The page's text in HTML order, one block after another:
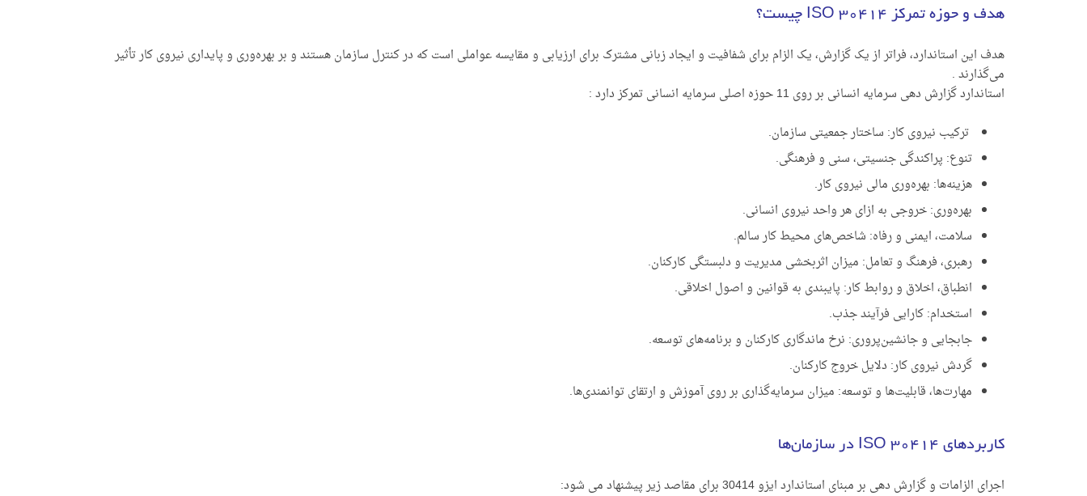
هدف و حوزه تمرکز ISO 30414 چیست؟
هدف این استاندارد، فراتر از یک گزارش، یک الزام برای شفافیت و ایجاد زبانی مشترک برای ارزیابی و مقایسه عواملی است که در کنترل سازمان هستند و بر بهره‌وری و پایداری نیروی کار تأثیر
می‌گذارند .
استاندارد گزارش دهی سرمایه انسانی بر روی 11 حوزه اصلی سرمایه انسانی تمرکز دارد :
ترکیب نیروی کار: ساختار جمعیتی سازمان.
تنوع: پراکندگی جنسیتی، سنی و فرهنگی.
هزینه‌ها: بهره‌وری مالی نیروی کار.
بهره‌وری: خروجی به ازای هر واحد نیروی انسانی.
سلامت، ایمنی و رفاه: شاخص‌های محیط کار سالم.
رهبری، فرهنگ و تعامل: میزان اثربخشی مدیریت و دلبستگی کارکنان.
انطباق، اخلاق و روابط کار: پایبندی به قوانین و اصول اخلاقی.
استخدام: کارایی فرآیند جذب.
جابجایی و جانشین‌پروری: نرخ ماندگاری کارکنان و برنامه‌های توسعه.
گردش نیروی کار: دلایل خروج کارکنان.
مهارت‌ها، قابلیت‌ها و توسعه: میزان سرمایه‌گذاری بر روی آموزش و ارتقای توانمندی‌ها.
کاربردهای ISO 30414 در سازمان‌ها
اجرای الزامات و گزارش دهی بر مبنای استاندارد ایزو 30414 برای مقاصد زیر پیشنهاد می شود: